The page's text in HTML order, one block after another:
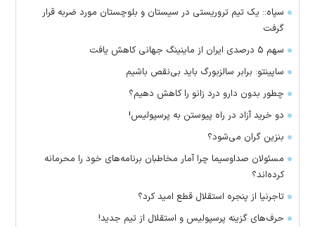
سپاه:: یک تیم تروریستی در سیستان و بلوچستان مورد ضربه قرار
گرفت
سهم ۵ درصدی ایران از ماینینگ جهانی کاهش یافت
ساپینتو: برابر سالزبورگ باید بی‌نقص باشیم
چطور بدون دارو درد زانو را کاهش دهیم؟
دو خرید آزاد در راه پیوستن به پرسپولیس!
بنزین گران می‌شود؟
مسئولان صداوسیما چرا آمار مخاطبان برنامه‌های خود را محرمانه
کرده‌اند؟
تاجرنیا از پنجره استقلال قطع امید کرد؟
حرف‌های گزینه پرسپولیس و استقلال از تیم جدید!